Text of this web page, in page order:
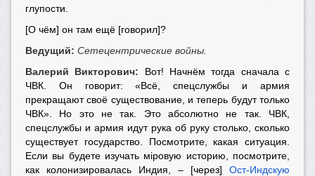
глупости.
[О чём] он там ещё [говорил]?
Ведущий: Сетецентрические войны.
Валерий Викторович: Вот! Начнём тогда сначала с
ЧВК. Он говорит: «Всё, спецслужбы и армия
прекращают своё существование, и теперь будут только
ЧВК». Но это не так. Это абсолютно не так. ЧВК,
спецслужбы и армия идут рука об руку столько, сколько
существует государство. Посмотрите, какая ситуация.
Если вы будете изучать мiровую историю, посмотрите,
как колонизировалась Индия, – [через] Ост-Индскую